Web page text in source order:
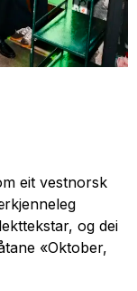
eit vestnorsk
og dei
«Oktober,